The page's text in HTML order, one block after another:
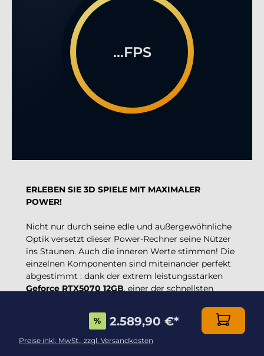
...FPS
ERLEBEN SIE 3D SPIELE MIT MAXIMALER
POWER!
Nicht nur durch seine edle und außergewöhnliche
Optik versetzt dieser Power-Rechner seine Nützer
ins Staunen. Auch die inneren Werte stimmen! Die
einzelnen Komponenten sind miteinander perfekt
abgestimmt : dank der extrem leistungsstarken
Geforce RTX5070 12GB, einer der schnellsten
14700KF 20x 3.4GHz (max 5.6GHz)
genießt der
kompromisslose Anwender die anspruchsvollsten
3D Spiele und Multimediaanwendungen in bester
% 2.589,90 €*
Preise inkl. MwSt., zzgl. Versandkosten